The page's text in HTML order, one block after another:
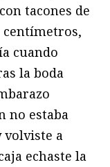
tacones de
cuando
la boda
no estaba
volviste a
echaste la